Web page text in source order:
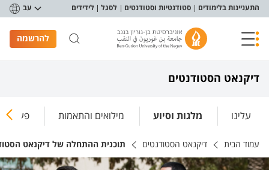
תפריט נגישות
התעניינות בלימודים סטודנטיות וסטודנטים לסגל לידידים עב
להרשמה
דיקנאט הסטודנטים
עלינו מלגות וסיוע מילואים והתאמות
עמוד הבית דיקנאט הסטודנטים תוכנית ההתחלה של דיקנאט